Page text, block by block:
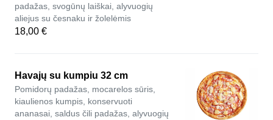
padažas, svogūnų laiškai, alyvuogių
aliejus su česnaku ir žolelėmis
18,00 €
Havajų su kumpiu 32 cm
Pomidorų padažas, mocarelos sūris,
kiaulienos kumpis, konservuoti
ananasai, saldus čili padažas, alyvuogių